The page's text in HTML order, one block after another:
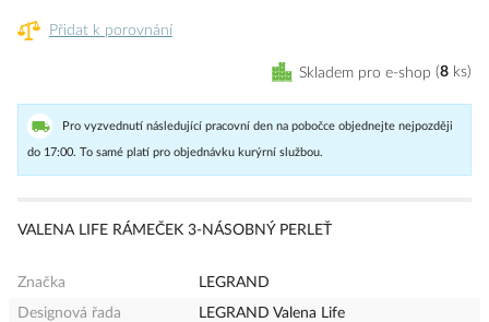
Přidat k porovnání
Skladem pro e-shop 8 ks
Pro vyzvednutí následující pracovní den na pobočce objednejte nejpozději
do 17:00. To samé platí pro objednávku kurýrní službou.
VALENA LIFE RÁMEČEK 3-NÁSOBNÝ PERLEŤ
Značka
LEGRAND
Designová řada
LEGRAND Valena Life